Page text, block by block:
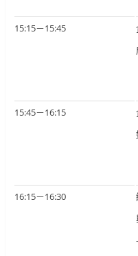
15:15－15:45
15:45－16:15
16:15－16:30